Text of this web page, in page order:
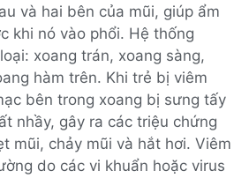
và hai bên của mũi, giúp ẩm
khi nó vào phổi. Hệ thống
xoang trán, xoang sàng,
hàm trên. Khi trẻ bị viêm
bên trong xoang bị sưng tấy
nhầy, gây ra các triệu chứng
mũi, chảy mũi và hắt hơi. Viêm
do các vi khuẩn hoặc virus